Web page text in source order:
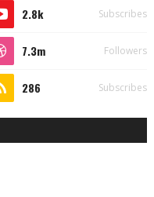
2.8k Subscribes
7.3m Followers
286 Subscribes